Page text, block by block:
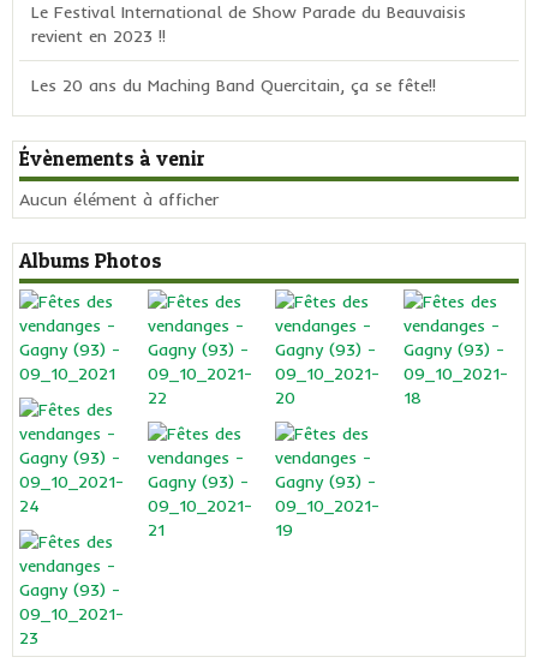
Le Festival International de Show Parade du Beauvaisis
revient en 2023 !!
Les 20 ans du Maching Band Quercitain, ça se fête!!
Évènements à venir
Aucun élément à afficher
Albums Photos